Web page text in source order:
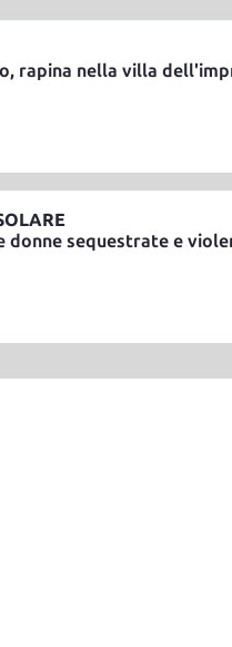
rapina nella villa
donne sequestrate e